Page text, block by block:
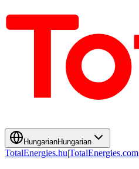
HungarianHungarian
TotalEnergies.hu|TotalEnergies.com